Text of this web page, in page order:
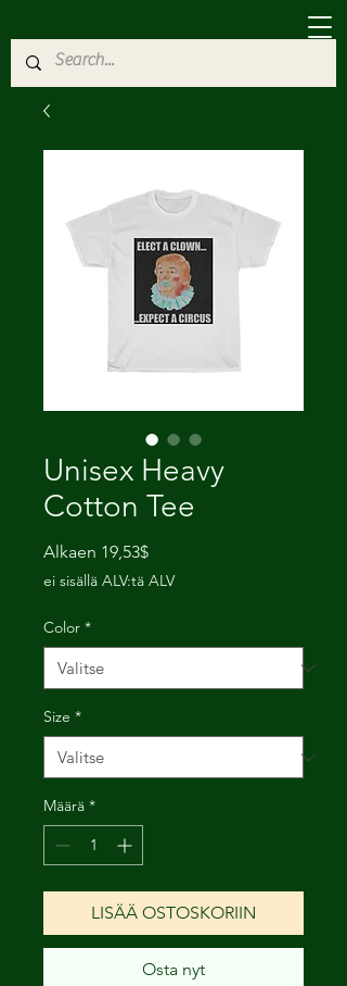
Unisex Heavy
Cotton Tee
Alkaen 19,53$Alehinta
ei sisällä ALV:tä ALV
Color *
Size *
Määrä *
LISÄÄ OSTOSKORIIN
Osta nyt